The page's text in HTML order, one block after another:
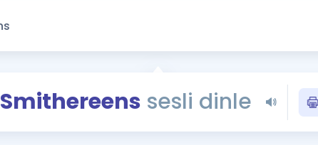
Tüm ÖSYM
Blog
YDS - YÖKDİL
İngilizce
Smithereens sesli dinle